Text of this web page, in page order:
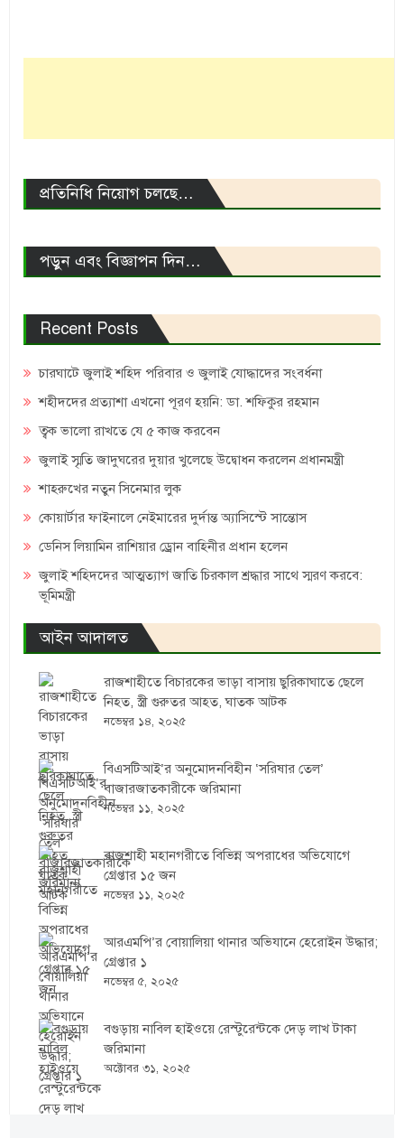
প্রতিনিধি নিয়োগ চলছে…
পড়ুন এবং বিজ্ঞাপন দিন…
Recent Posts
চারঘাটে জুলাই শহিদ পরিবার ও জুলাই যোদ্ধাদের সংবর্ধনা
শহীদদের প্রত্যাশা এখনো পূরণ হয়নি: ডা. শফিকুর রহমান
ত্বক ভালো রাখতে যে ৫ কাজ করবেন
জুলাই স্মৃতি জাদুঘরের দুয়ার খুলেছে উদ্বোধন করলেন প্রধানমন্ত্রী
শাহরুখের নতুন সিনেমার লুক
কোয়ার্টার ফাইনালে নেইমারের দুর্দান্ত অ্যাসিস্টে সান্তোস
ডেনিস লিয়ামিন রাশিয়ার ড্রোন বাহিনীর প্রধান হলেন
জুলাই শহিদদের আত্মত্যাগ জাতি চিরকাল শ্রদ্ধার সাথে স্মরণ করবে:
ভূমিমন্ত্রী
আইন আদালত
রাজশাহীতে বিচারকের ভাড়া বাসায় ছুরিকাঘাতে ছেলে
নিহত, স্ত্রী গুরুতর আহত, ঘাতক আটক
নভেম্বর ১৪, ২০২৫
বিএসটিআই’র অনুমোদনবিহীন ‘সরিষার তেল’
বাজারজাতকারীকে জরিমানা
নভেম্বর ১১, ২০২৫
রাজশাহী মহানগরীতে বিভিন্ন অপরাধের অভিযোগে
গ্রেপ্তার ১৫ জন
নভেম্বর ১১, ২০২৫
আরএমপি’র বোয়ালিয়া থানার অভিযানে হেরোইন উদ্ধার;
গ্রেপ্তার ১
নভেম্বর ৫, ২০২৫
বগুড়ায় নাবিল হাইওয়ে রেস্টুরেন্টকে দেড় লাখ টাকা
জরিমানা
অক্টোবর ৩১, ২০২৫